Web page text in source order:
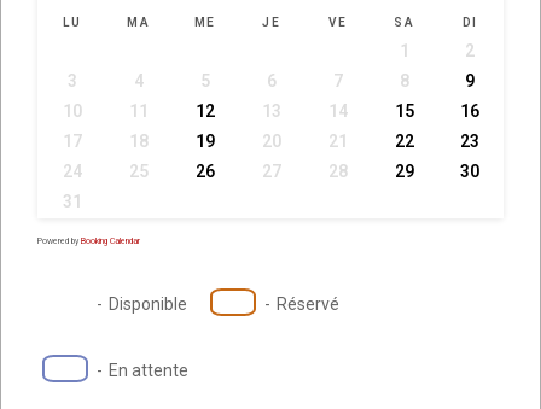
LU MA ME JE VE SA DI
1
2
3
4 5 6 7 8
9
10
11 12 13 14 15
16
17
18 19 20 21 22
23
24
25 26 27 28 29
30
31
Powered by Booking Calendar
- Disponible - Réservé
- En attente